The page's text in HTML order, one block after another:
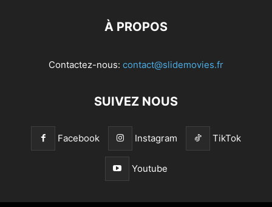
À PROPOS
Contactez-nous: contact@slidemovies.fr
SUIVEZ NOUS
Facebook Instagram TikTok
Youtube